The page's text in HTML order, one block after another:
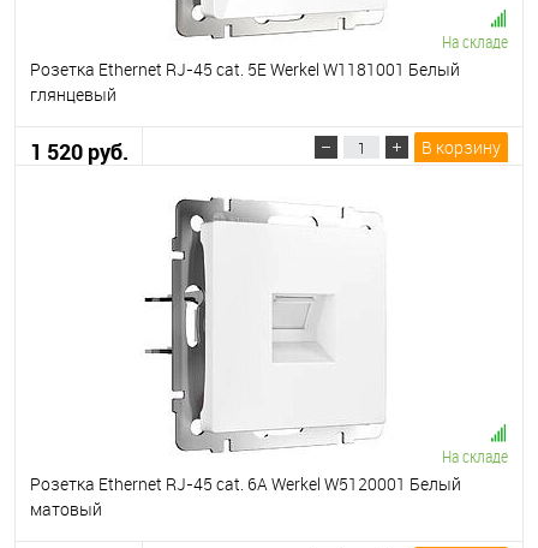
На складе
Розетка Ethernet RJ-45 cat. 5E Werkel W1181001 Белый
глянцевый
1 520 руб. В корзину
На складе
Розетка Ethernet RJ-45 cat. 6A Werkel W5120001 Белый
матовый